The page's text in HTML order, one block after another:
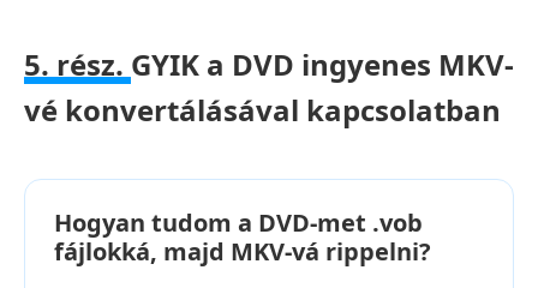
5. rész. GYIK a DVD ingyenes MKV-
vé konvertálásával kapcsolatban
Hogyan tudom a DVD-met .vob
fájlokká, majd MKV-vá rippelni?